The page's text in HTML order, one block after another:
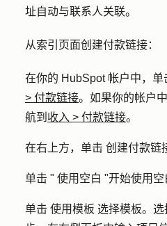
址自动与联系人关联。
从索引页面创建付款链接：
在你的 HubSpot 帐户中，单
> 付款链接。如果你的帐户
航到 收入 > 付款链接。
在右上方，单击 创建付款链
单击 " 使用空白 "开始使用空
单击 使用模板 选择模板。选